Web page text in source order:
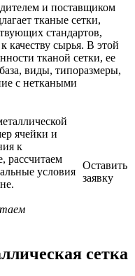
и поставщиком
тканые сетки,
стандартов,
качеству сырья. В этой
тканой сетки, ее
виды, типоразмеры,
с неткаными
ячейки и
к
рассчитаем
условия
Оставить
заявку
сетка